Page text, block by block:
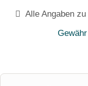
Alle Angaben zu
Gewähr